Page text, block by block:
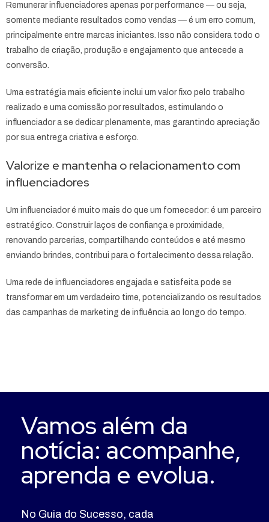
Remunerar influenciadores apenas por performance — ou seja,
somente mediante resultados como vendas — é um erro comum,
principalmente entre marcas iniciantes. Isso não considera todo o
trabalho de criação, produção e engajamento que antecede a
conversão.
Uma estratégia mais eficiente inclui um valor fixo pelo trabalho
realizado e uma comissão por resultados, estimulando o
influenciador a se dedicar plenamente, mas garantindo apreciação
por sua entrega criativa e esforço.
Valorize e mantenha o relacionamento com
influenciadores
Um influenciador é muito mais do que um fornecedor: é um parceiro
estratégico. Construir laços de confiança e proximidade,
renovando parcerias, compartilhando conteúdos e até mesmo
enviando brindes, contribui para o fortalecimento dessa relação.
Uma rede de influenciadores engajada e satisfeita pode se
transformar em um verdadeiro time, potencializando os resultados
das campanhas de marketing de influência ao longo do tempo.
Vamos além da
notícia: acompanhe,
aprenda e evolua.
No Guia do Sucesso, cada